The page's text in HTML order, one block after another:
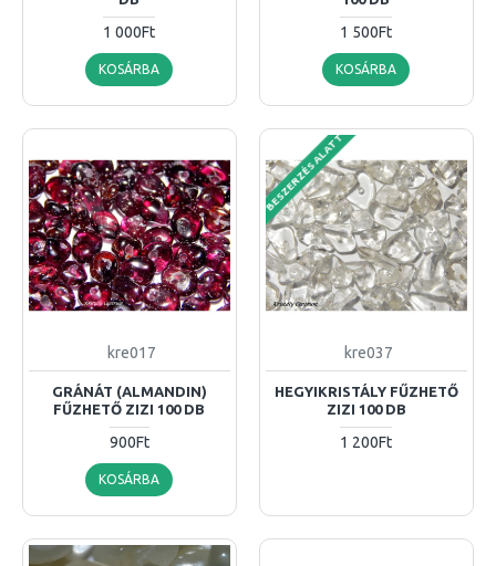
1 000Ft
KOSÁRBA
1 500Ft
KOSÁRBA
kre017
GRÁNÁT (ALMANDIN)
FŰZHETŐ ZIZI 100 DB
900Ft
KOSÁRBA
BESZERZÉS ALATT
kre037
HEGYIKRISTÁLY FŰZHETŐ
ZIZI 100 DB
1 200Ft